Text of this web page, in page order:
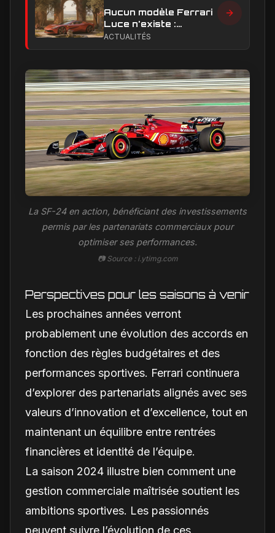
Aucun modèle Ferrari
Luce n'existe :
clarification sur les
ACTUALITÉS
La SF-24 en action, bénéficiant des investissements
permis par les partenariats commerciaux pour
optimiser ses performances.
📷 Source : i.ytimg.com
Perspectives pour les saisons à venir
Les prochaines années verront
probablement une évolution des accords en
fonction des règles budgétaires et des
performances sportives. Ferrari continuera
d’explorer des partenariats alignés avec ses
valeurs d’innovation et d’excellence, tout en
maintenant un équilibre entre rentrées
financières et identité de l’équipe.
La saison 2024 illustre bien comment une
gestion commerciale maîtrisée soutient les
ambitions sportives. Les passionnés
peuvent suivre l’évolution de ces